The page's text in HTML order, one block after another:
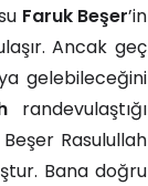
Faruk Beşer’in
Ancak geç
gelebileceğini
randevulaştığı
Rasulullah
Bana doğru